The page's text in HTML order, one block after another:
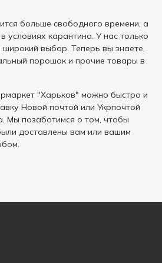
больше свободного времени, а
условиях карантина. У нас только
выбор. Теперь вы знаете,
порошок и прочие товары в
"Харьков" можно быстро и
Новой почтой или Укрпочтой
Мы позаботимся о том, чтобы
доставлены вам или вашим